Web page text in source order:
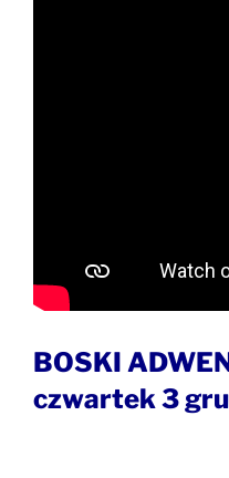
BOSKI
czwartek 3